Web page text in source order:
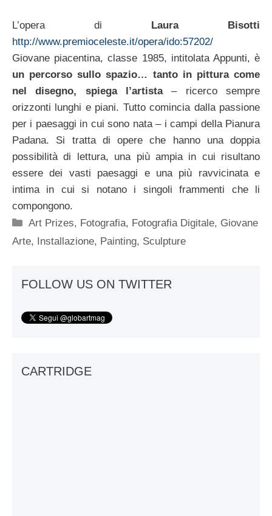
L’opera di Laura Bisotti
http://www.premioceleste.it/opera/ido:57202/
Giovane piacentina, classe 1985, intitolata Appunti, è
un percorso sullo spazio… tanto in pittura come
nel disegno, spiega l’artista– ricerco sempre
orizzonti lunghi e piani. Tutto comincia dalla passione
per i paesaggi in cui sono nata – i campi della Pianura
Padana. Si tratta di opere che hanno una doppia
possibilità di lettura, una più ampia in cui risultano
essere dei vasti paesaggi e una più ravvicinata e
intima in cui si notano i singoli frammenti che li
compongono.
Categorie
Art Prizes, Fotografia, Fotografia Digitale, Giovane
Arte, Installazione, Painting, Sculpture
FOLLOW US ON TWITTER
CARTRIDGE